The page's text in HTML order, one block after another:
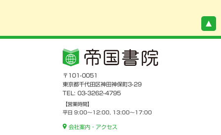
〒101-0051
東京都千代田区神田神保町3-29
TEL: 03-3262-4795
【営業時間】
平日 9:00～12:00, 13:00～17:00
会社案内・アクセス